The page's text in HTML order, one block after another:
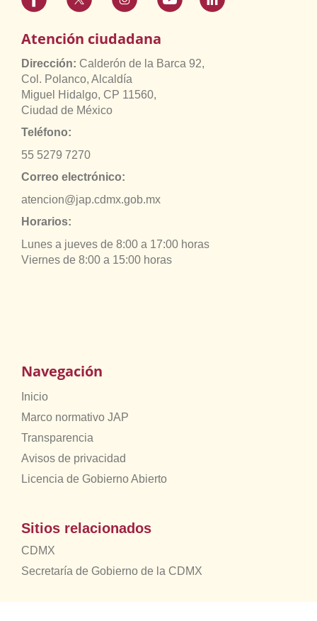
Atención ciudadana
Dirección: Calderón de la Barca 92,
Col. Polanco, Alcaldía
Miguel Hidalgo, CP 11560,
Ciudad de México
Teléfono:
55 5279 7270
Correo electrónico:
atencion@jap.cdmx.gob.mx
Horarios:
Lunes a jueves de 8:00 a 17:00 horas
Viernes de 8:00 a 15:00 horas
Navegación
Inicio
Marco normativo JAP
Transparencia
Avisos de privacidad
Licencia de Gobierno Abierto
Sitios relacionados
CDMX
Secretaría de Gobierno de la CDMX